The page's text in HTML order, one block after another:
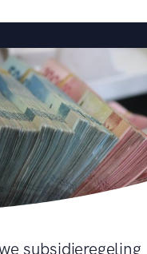
subsidieregeling